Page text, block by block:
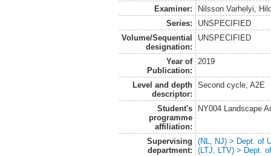
Examiner:
Nilsson Varhelyi,
Series:
UNSPECIFIED
Volume/Sequential
designation:
UNSPECIFIED
Year of
Publication:
2019
Level and depth
descriptor:
Second cycle, A2E
Student's
programme
affiliation:
NY004 Landscape
Supervising
department:
(NL, NJ) > Dept. of
(LTJ, LTV) > Dept.